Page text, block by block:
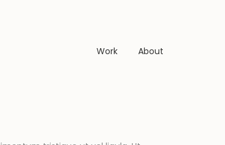
Work About